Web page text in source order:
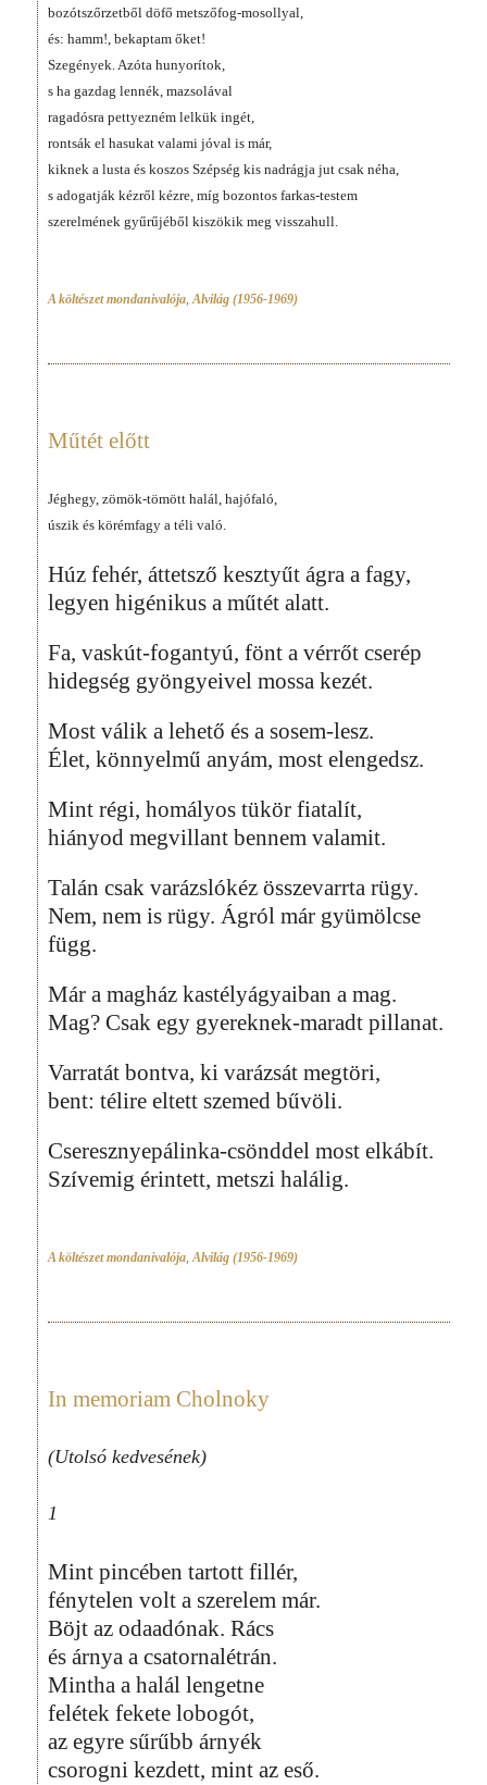
bozótszőrzetből döfő metszőfog-mosollyal,
és: hamm!, bekaptam őket!
Szegények. Azóta hunyorítok,
s ha gazdag lennék, mazsolával
ragadósra pettyezném lelkük ingét,
rontsák el hasukat valami jóval is már,
kiknek a lusta és koszos Szépség kis nadrágja jut csak néha,
s adogatják kézről kézre, míg bozontos farkas-testem
szerelmének gyűrűjéből kiszökik meg visszahull.
A költészet mondanivalója Alvilág (1956-1969)
Műtét előtt
Jéghegy, zömök-tömött halál, hajófaló,
úszik és körémfagy a téli való.
Húz fehér, áttetsző kesztyűt ágra a fagy,
legyen higénikus a műtét alatt.
Fa, vaskút-fogantyú, fönt a vérrőt cserép
hidegség gyöngyeivel mossa kezét.
Most válik a lehető és a sosem-lesz.
Élet, könnyelmű anyám, most elengedsz.
Mint régi, homályos tükör fiatalít,
hiányod megvillant bennem valamit.
Talán csak varázslókéz összevarrta rügy.
Nem, nem is rügy. Ágról már gyümölcse
függ.
Már a magház kastélyágyaiban a mag.
Mag? Csak egy gyereknek-maradt pillanat.
Varratát bontva, ki varázsát megtöri,
bent: télire eltett szemed bűvöli.
Cseresznyepálinka-csönddel most elkábít.
Szívemig érintett, metszi halálig.
A költészet mondanivalója,Alvilág (1956-1969)
In memoriam Cholnoky
(Utolsó kedvesének)
1
Mint pincében tartott fillér,
fénytelen volt a szerelem már.
Böjt az odaadónak. Rács
és árnya a csatornalétrán.
Mintha a halál lengetne
felétek fekete lobogót,
az egyre sűrűbb árnyék
csorogni kezdett, mint az eső.